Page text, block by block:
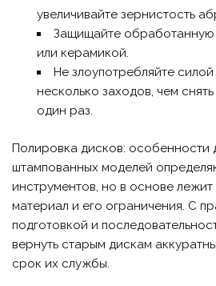
увеличивайте зернистость
Защищайте обработанную
или керамикой.
Не злоупотребляйте
несколько заходов, чем
один раз.
Полировка дисков: особенности
штампованных моделей
инструментов, но в основе
материал и его ограничения. С
подготовкой и
вернуть старым дискам
срок их службы.